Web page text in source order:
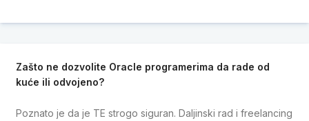
Zašto ne dozvolite Oracle programerima da rade od
kuće ili odvojeno?
Poznato je da je TE strogo siguran. Daljinski rad i freelancing